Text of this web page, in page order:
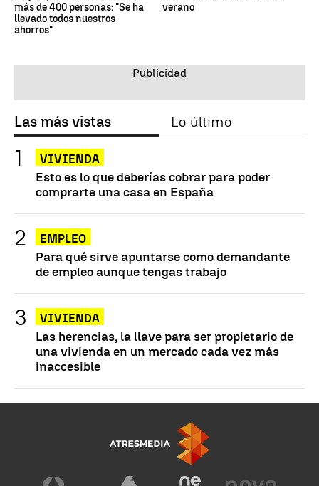
más de 400 personas: "Se ha
llevado todos nuestros
ahorros"
verano
Las más vistas Lo último
VIVIENDA
Esto es lo que deberías cobrar para poder
comprarte una casa en España
EMPLEO
Para qué sirve apuntarse como demandante
de empleo aunque tengas trabajo
VIVIENDA
Las herencias, la llave para ser propietario de
una vivienda en un mercado cada vez más
inaccesible